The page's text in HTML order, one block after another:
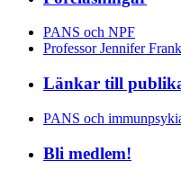
PANS och NPF
Professor Jennifer
Länkar till
PANS och
Bli medlem!